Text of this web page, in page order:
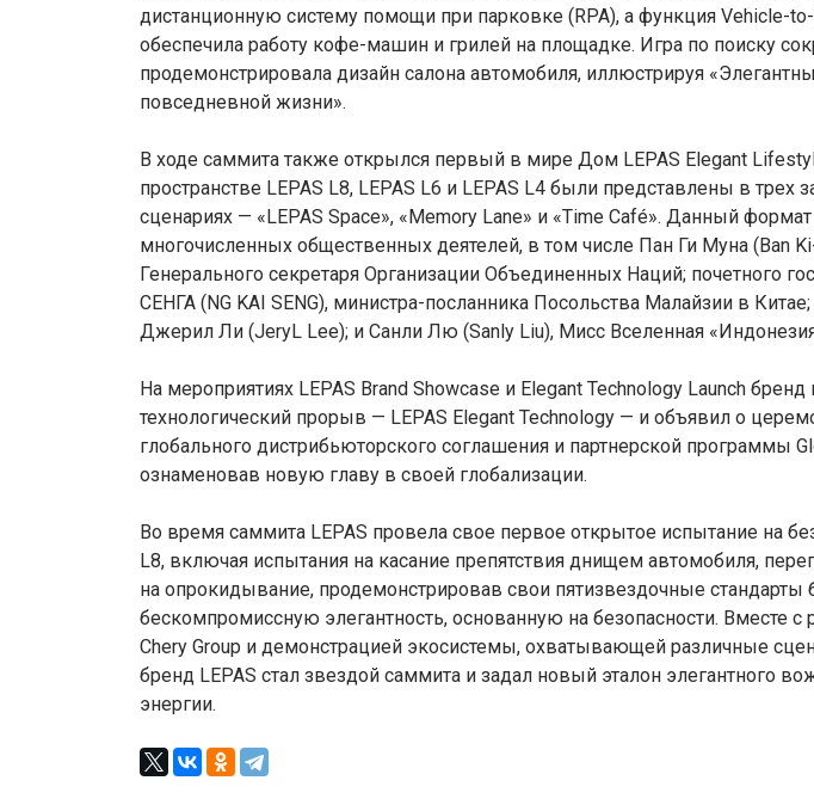
дистанционную систему помощи при парковке (RPA), а функция Vehicle-
обеспечила работу кофе-машин и грилей на площадке. Игра по поиску
продемонстрировала дизайн салона автомобиля, иллюстрируя
повседневной жизни».
В ходе саммита также открылся первый в мире Дом LEPAS Elegant
пространстве LEPAS L8, LEPAS L6 и LEPAS L4 были представлены в трех
сценариях — «LEPAS Space», «Memory Lane» и «Time Café». Данный
многочисленных общественных деятелей, в том числе Пан Ги Муна (Ban
Генерального секретаря Организации Объединенных Наций; почетного
СЕНГА (NG KAI SENG), министра-посланника Посольства Малайзии в
Джерил Ли (JeryL Lee); и Санли Лю (Sanly Liu), Мисс Вселенная
На мероприятиях LEPAS Brand Showcase и Elegant Technology Launch
технологический прорыв — LEPAS Elegant Technology — и объявил о
глобального дистрибьюторского соглашения и партнерской программы
ознаменовав новую главу в своей глобализации.
Во время саммита LEPAS провела свое первое открытое испытание на
L8, включая испытания на касание препятствия днищем автомобиля,
на опрокидывание, продемонстрировав свои пятизвездочные стандарты
бескомпромиссную элегантность, основанную на безопасности. Вместе с
Chery Group и демонстрацией экосистемы, охватывающей различные
бренд LEPAS стал звездой саммита и задал новый эталон элегантного
энергии.